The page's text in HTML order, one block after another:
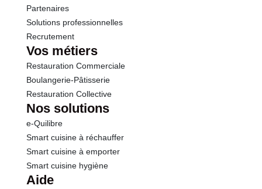
Partenaires
Solutions professionnelles
Recrutement
Vos métiers
Restauration Commerciale
Boulangerie-Pâtisserie
Restauration Collective
Nos solutions
e-Quilibre
Smart cuisine à réchauffer
Smart cuisine à emporter
Smart cuisine hygiène
Aide